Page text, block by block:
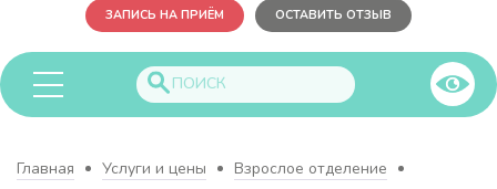
ЗАПИСЬ НА ПРИЁМ ОСТАВИТЬ ОТЗЫВ
Главная Услуги и цены Взрослое отделение